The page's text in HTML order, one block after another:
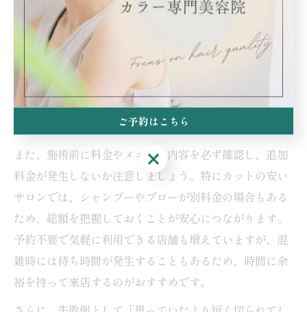
昭島でカット料金が安い美容院を利用する際、失敗しな
いためのコツはいくつかあります。まずは、自分の希望
や悩みをしっかり伝えることが大切です。カウンセリン
グ時に「どのようなイメージにしたいか」「普段のセッ
ト方法」「髪質やクセ」などを具体的に相談すること
で、イメージのズレを防げます。
また、施術前に料金やメニュー内容を必ず確認し、追加
料金が発生しないか注意しましょう。特にカットの安い
サロンでは、シャンプーやブローが別料金の場合もある
ため、総額を把握しておくことが安心につながります。
予約不要で気軽に利用できる店舗も増えていますが、混
雑時には待ち時間が発生することもあるため、時間に余
裕を持って来店するのがおすすめです。
ご予約はこちら
ご予約はこちら